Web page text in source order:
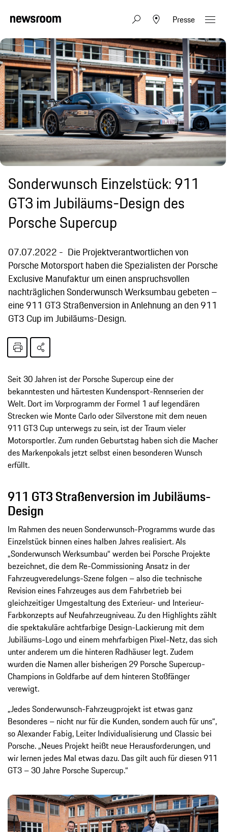
Presse
Sonderwunsch Einzelstück: 911
GT3 im Jubiläums-Design des
Porsche Supercup
07.07.2022
Die Projektverantwortlichen von
Porsche Motorsport haben die Spezialisten der Porsche
Exclusive Manufaktur um einen anspruchsvollen
nachträglichen Sonderwunsch Werksumbau gebeten –
eine 911 GT3 Straßenversion in Anlehnung an den 911
GT3 Cup im Jubiläums-Design.
Seit 30 Jahren ist der Porsche Supercup eine der
bekanntesten und härtesten Kundensport-Rennserien der
Welt. Dort im Vorprogramm der Formel 1 auf legendären
Strecken wie Monte Carlo oder Silverstone mit dem neuen
911 GT3 Cup unterwegs zu sein, ist der Traum vieler
Motorsportler. Zum runden Geburtstag haben sich die Macher
des Markenpokals jetzt selbst einen besonderen Wunsch
erfüllt.
911 GT3 Straßenversion im Jubiläums-
Design
Im Rahmen des neuen Sonderwunsch-Programms wurde das
Einzelstück binnen eines halben Jahres realisiert. Als
„Sonderwunsch Werksumbau“ werden bei Porsche Projekte
bezeichnet, die dem Re-Commissioning Ansatz in der
Fahrzeugveredelungs-Szene folgen – also die technische
Revision eines Fahrzeuges aus dem Fahrbetrieb bei
gleichzeitiger Umgestaltung des Exterieur- und Interieur-
Farbkonzepts auf Neufahrzeugniveau. Zu den Highlights zählt
die spektakuläre achtfarbige Design-Lackierung mit dem
Jubiläums-Logo und einem mehrfarbigen Pixel-Netz, das sich
unter anderem um die hinteren Radhäuser legt. Zudem
wurden die Namen aller bisherigen 29 Porsche Supercup-
Champions in Goldfarbe auf dem hinteren Stoßfänger
verewigt.
„Jedes Sonderwunsch-Fahrzeugprojekt ist etwas ganz
Besonderes – nicht nur für die Kunden, sondern auch für uns“,
so Alexander Fabig, Leiter Individualisierung und Classic bei
Porsche. „Neues Projekt heißt neue Herausforderungen, und
wir lernen jedes Mal etwas dazu. Das gilt auch für diesen 911
GT3 – 30 Jahre Porsche Supercup.“